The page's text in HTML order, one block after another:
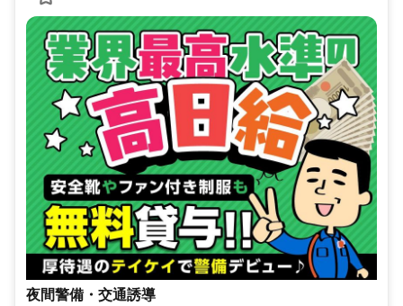
夜間警備・交通誘導